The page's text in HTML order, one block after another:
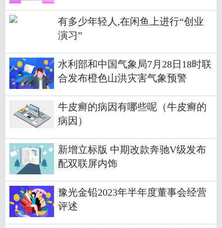
有多少年轻人,在闲鱼上进行“创业
演习”
水利部和中国气象局7月28日18时联
合发布橙色山洪灾害气象预警
牛皮癣的病因有哪些呢（牛皮癣的
病因）
新增立标版 中期改款奔驰V级发布
配双联屏内饰
豫光金铅2023年半年度董事会经营
评述